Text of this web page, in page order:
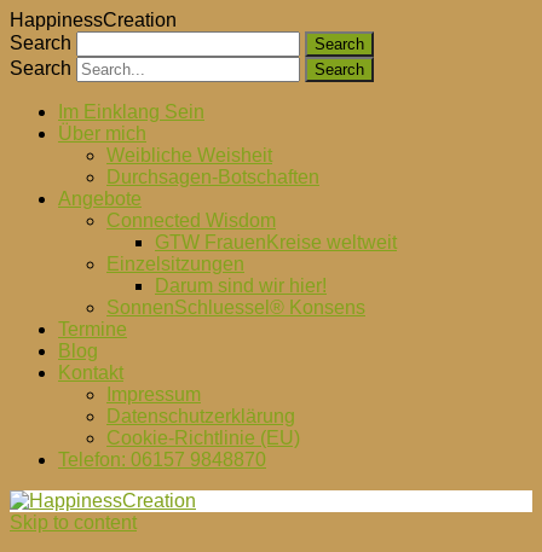
HappinessCreation
Search
Search
Im Einklang Sein
Über mich
Weibliche Weisheit
Durchsagen-Botschaften
Angebote
Connected Wisdom
GTW FrauenKreise weltweit
Einzelsitzungen
Darum sind wir hier!
SonnenSchluessel® Konsens
Termine
Blog
Kontakt
Impressum
Datenschutzerklärung
Cookie-Richtlinie (EU)
Telefon: 06157 9848870
Skip to content